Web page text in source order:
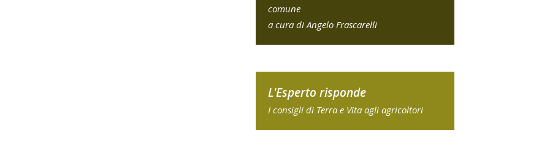
comune
a cura di Angelo Frascarelli
L'Esperto risponde
I consigli di Terra e Vita agli agricoltori